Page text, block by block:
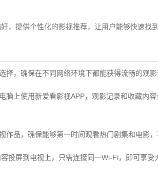
，提供个性化的影视推荐，让用户能够快速找
择，确保在不同网络环境下都能获得流畅的观
脑上使用新爱看影视APP，观影记录和收藏内
作品，确保能够第一时间观看热门剧集和电影，
投屏到电视上，只需连接同一Wi-Fi，即可享受